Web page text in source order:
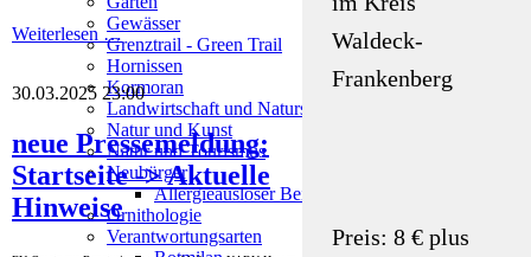
Gewässer
Grenztrail - Green Trail
Hornissen
Kormoran
Landwirtschaft und Naturschutz
Natur und Kunst
Natur und Tourismus
Neubürger
Allergieauslöser Beifuß-Ambrosie
Ornithologie
Verantwortungsarten
Weiterlesen …
30.03.2025 23:00
neue Pressemeldung:
Startseite -> Aktuelle
Hinweise
Waldeck-
Frankenberg
Preis: 8 € plus